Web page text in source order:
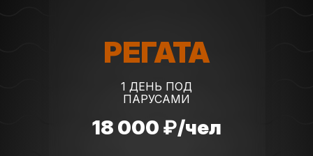
1 ДЕНЬ ПОД
ПАРУСАМИ
РЕГАТА
18 000 ₽/чел